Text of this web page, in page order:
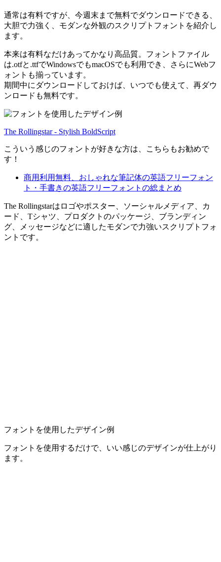
通常は有料ですが、今週末まで無料でダウンロードできる、
大胆で力強く、モダンな外観のスクリプトフォントを紹介し
ます。
本来は有料なだけあってかなり高品質。フォントファイル
は.otfと.ttfでWindowsでもmacOSでも利用でき、さらにWebフ
ォントも揃っています。
期間中にダウンロードしておけば、いつでも使えて、再ダウ
ンロードも無料です。
The Rollingstar - Stylish BoldScript
こういう感じのフォントが好きな方は、こちらもお勧めで
す！
商用利用無料、おしゃれな筆記体の英語フリーフォン
ト・手書きの英語フリーフォントの総まとめ
The Rollingstarはロゴやポスター、ソーシャルメディア、カ
ード、Tシャツ、プロダクトのパッケージ、ブランディン
グ、メッセージなどに適したモダンで力強いスクリプトフォ
ントです。
フォントを使用したデザイン例
フォントを使用するだけで、いい感じのデザインが仕上がり
ます。